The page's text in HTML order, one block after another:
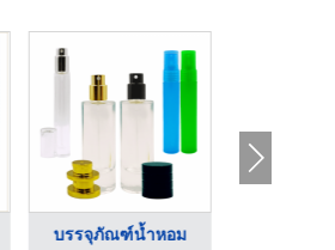
บรรจุภัณฑ์น้ำหอม